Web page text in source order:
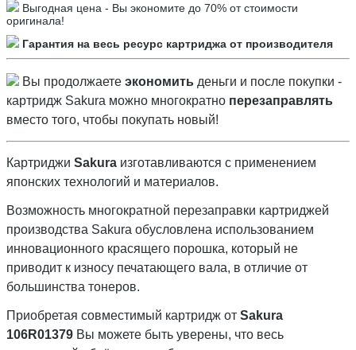
Выгодная цена - Вы экономите до 70% от стоимости
оригинала!
Гарантия на весь ресурс картриджа от производителя
Вы продолжаете экономить деньги и после покупки -
картридж Sakura можно многократно перезаправлять
вместо того, чтобы покупать новый!
Картриджи Sakura изготавливаются с применением
японских технологий и материалов.
Возможность многократной перезаправки картриджей
производства Sakura обусловлена использованием
инновационного красящего порошка, который не
приводит к износу печатающего вала, в отличие от
большинства тонеров.
Приобретая совместимый картридж от Sakura
106R01379 Вы можете быть уверены, что весь